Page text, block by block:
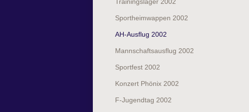
Sportheimwappen 2002
AH-Ausflug 2002
Mannschaftsausflug 2002
Sportfest 2002
Konzert Phönix 2002
F-Jugendtag 2002